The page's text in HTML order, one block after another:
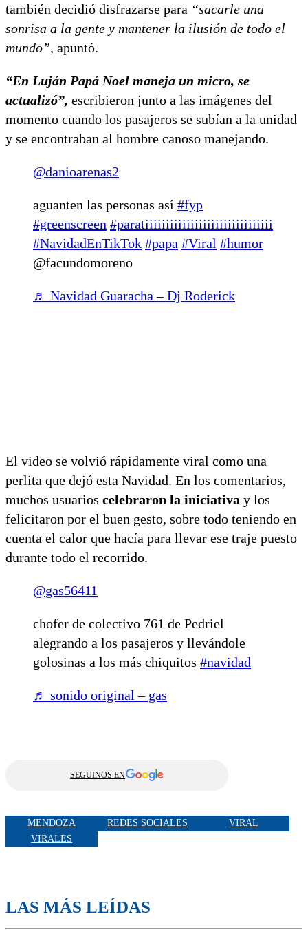
también decidió disfrazarse para “sacarle una
sonrisa a la gente y mantener la ilusión de todo el
mundo”, apuntó.
“En Luján Papá Noel maneja un micro, se
actualizó”, escribieron junto a las imágenes del
momento cuando los pasajeros se subían a la unidad
y se encontraban al hombre canoso manejando.
@danioarenas2
aguanten las personas así #fyp
#greenscreen #paratiiiiiiiiiiiiiiiiiiiiiiiiiiiiiii
#NavidadEnTikTok #papa #Viral #humor
@facundomoreno
♬ Navidad Guaracha – Dj Roderick
El video se volvió rápidamente viral como una
perlita que dejó esta Navidad. En los comentarios,
muchos usuarios celebraron la iniciativa y los
felicitaron por el buen gesto, sobre todo teniendo en
cuenta el calor que hacía para llevar ese traje puesto
durante todo el recorrido.
@gas56411
chofer de colectivo 761 de Pedriel
alegrando a los pasajeros y llevándole
golosinas a los más chiquitos #navidad
♬ sonido original – gas
SEGUINOS EN
MENDOZA REDES SOCIALES
VIRAL
VIRALES
LAS MÁS LEÍDAS